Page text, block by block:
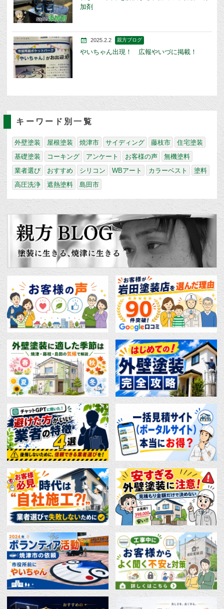
加剤
2025.2.2 親方ブログ
やいちゃん出現！ 広報やいづに掲載！
キーワード別一覧
外壁塗装 屋根塗装 焼津市 サイディング 藤枝市
住宅塗装
基礎塗装
コーキング アンケート お客様の声
無機塗料
業者選び
おすすめ シリコン WBアート カラーベスト
塗料
高圧洗浄
遮熱塗料 島田市